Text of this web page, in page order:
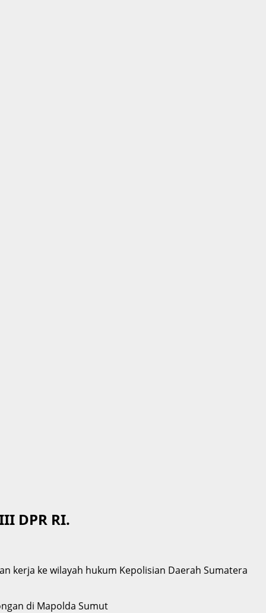
DPR RI.
kerja ke wilayah hukum Kepolisian Daerah Sumatera
di Mapolda Sumut